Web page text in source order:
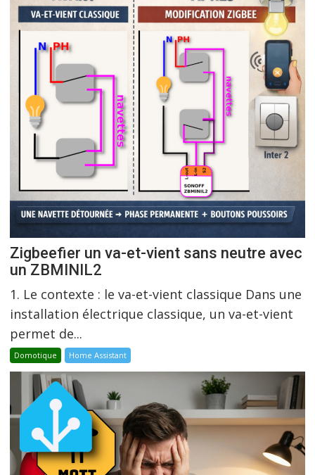
Zigbeefier un va-et-vient sans neutre avec
un ZBMINIL2
1. Le contexte : le va-et-vient classique Dans une
installation électrique classique, un va-et-vient
permet de...
Domotique Home Assistant